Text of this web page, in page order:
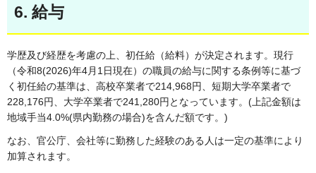
6. 給与
学歴及び経歴を考慮の上、初任給（給料）が決定されます。現行
（令和8(2026)年4月1日現在）の職員の給与に関する条例等に基づ
く初任給の基準は、高校卒業者で214,968円、短期大学卒業者で
228,176円、大学卒業者で241,280円となっています。(上記金額は
地域手当4.0%(県内勤務の場合)を含んだ額です。)
なお、官公庁、会社等に勤務した経験のある人は一定の基準により
加算されます。